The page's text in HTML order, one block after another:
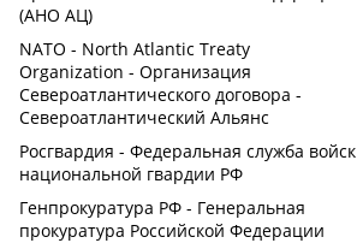
(АНО АЦ)
NATO - North Atlantic Treaty
Organization - Организация
Североатлантического договора -
Североатлантический Альянс
Росгвардия - Федеральная служба войск
национальной гвардии РФ
Генпрокуратура РФ - Генеральная
прокуратура Российской Федерации